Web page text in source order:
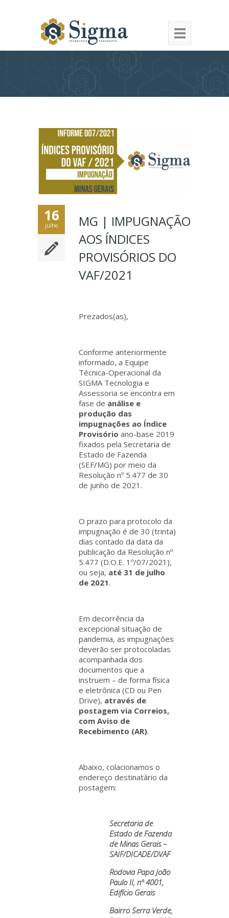
16
julho
MG | IMPUGNAÇÃO
AOS ÍNDICES
PROVISÓRIOS DO
VAF/2021
Prezados(as),
Conforme anteriormente
informado, a Equipe
Técnica-Operacional da
SIGMA Tecnologia e
Assessoria se encontra em
fase de análise e
produção das
impugnações ao Índice
Provisório ano-base 2019
fixados pela Secretaria de
Estado de Fazenda
(SEF/MG) por meio da
Resolução nº 5.477 de 30
de junho de 2021.
O prazo para protocolo da
impugnação é de 30 (trinta)
dias contado da data da
publicação da Resolução nº
5.477 (D.O.E. 1º/07/2021),
ou seja, até 31 de julho
de 2021.
Em decorrência da
excepcional situação de
pandemia, as impugnações
deverão ser protocoladas
acompanhada dos
documentos que a
instruem – de forma física
e eletrônica (CD ou Pen
Drive), através de
postagem via Correios,
com Aviso de
Recebimento (AR).
Abaixo, colacionamos o
endereço destinatário da
postagem:
Secretaria de
Estado de Fazenda
de Minas Gerais –
SAIF/DICADE/DVAF
Rodovia Papa João
Paulo II, nº 4001,
Edifício Gerais
Bairro Serra Verde,